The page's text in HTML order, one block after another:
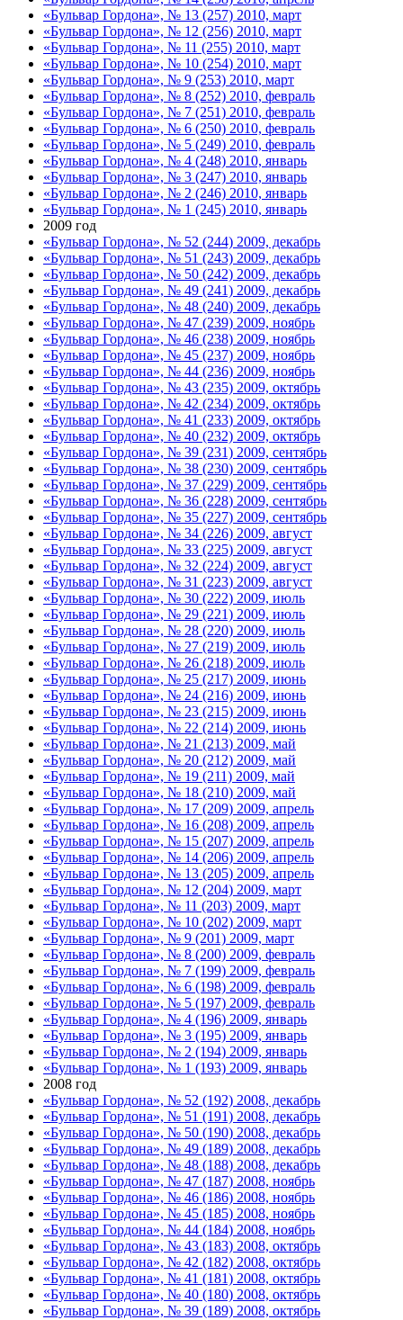
«Бульвар Гордона», № 13 (257) 2010, март
«Бульвар Гордона», № 12 (256) 2010, март
«Бульвар Гордона», № 11 (255) 2010, март
«Бульвар Гордона», № 10 (254) 2010, март
«Бульвар Гордона», № 9 (253) 2010, март
«Бульвар Гордона», № 8 (252) 2010, февраль
«Бульвар Гордона», № 7 (251) 2010, февраль
«Бульвар Гордона», № 6 (250) 2010, февраль
«Бульвар Гордона», № 5 (249) 2010, февраль
«Бульвар Гордона», № 4 (248) 2010, январь
«Бульвар Гордона», № 3 (247) 2010, январь
«Бульвар Гордона», № 2 (246) 2010, январь
«Бульвар Гордона», № 1 (245) 2010, январь
2009 год
«Бульвар Гордона», № 52 (244) 2009, декабрь
«Бульвар Гордона», № 51 (243) 2009, декабрь
«Бульвар Гордона», № 50 (242) 2009, декабрь
«Бульвар Гордона», № 49 (241) 2009, декабрь
«Бульвар Гордона», № 48 (240) 2009, декабрь
«Бульвар Гордона», № 47 (239) 2009, ноябрь
«Бульвар Гордона», № 46 (238) 2009, ноябрь
«Бульвар Гордона», № 45 (237) 2009, ноябрь
«Бульвар Гордона», № 44 (236) 2009, ноябрь
«Бульвар Гордона», № 43 (235) 2009, октябрь
«Бульвар Гордона», № 42 (234) 2009, октябрь
«Бульвар Гордона», № 41 (233) 2009, октябрь
«Бульвар Гордона», № 40 (232) 2009, октябрь
«Бульвар Гордона», № 39 (231) 2009, сентябрь
«Бульвар Гордона», № 38 (230) 2009, сентябрь
«Бульвар Гордона», № 37 (229) 2009, сентябрь
«Бульвар Гордона», № 36 (228) 2009, сентябрь
«Бульвар Гордона», № 35 (227) 2009, сентябрь
«Бульвар Гордона», № 34 (226) 2009, август
«Бульвар Гордона», № 33 (225) 2009, август
«Бульвар Гордона», № 32 (224) 2009, август
«Бульвар Гордона», № 31 (223) 2009, август
«Бульвар Гордона», № 30 (222) 2009, июль
«Бульвар Гордона», № 29 (221) 2009, июль
«Бульвар Гордона», № 28 (220) 2009, июль
«Бульвар Гордона», № 27 (219) 2009, июль
«Бульвар Гордона», № 26 (218) 2009, июль
«Бульвар Гордона», № 25 (217) 2009, июнь
«Бульвар Гордона», № 24 (216) 2009, июнь
«Бульвар Гордона», № 23 (215) 2009, июнь
«Бульвар Гордона», № 22 (214) 2009, июнь
«Бульвар Гордона», № 21 (213) 2009, май
«Бульвар Гордона», № 20 (212) 2009, май
«Бульвар Гордона», № 19 (211) 2009, май
«Бульвар Гордона», № 18 (210) 2009, май
«Бульвар Гордона», № 17 (209) 2009, апрель
«Бульвар Гордона», № 16 (208) 2009, апрель
«Бульвар Гордона», № 15 (207) 2009, апрель
«Бульвар Гордона», № 14 (206) 2009, апрель
«Бульвар Гордона», № 13 (205) 2009, апрель
«Бульвар Гордона», № 12 (204) 2009, март
«Бульвар Гордона», № 11 (203) 2009, март
«Бульвар Гордона», № 10 (202) 2009, март
«Бульвар Гордона», № 9 (201) 2009, март
«Бульвар Гордона», № 8 (200) 2009, февраль
«Бульвар Гордона», № 7 (199) 2009, февраль
«Бульвар Гордона», № 6 (198) 2009, февраль
«Бульвар Гордона», № 5 (197) 2009, февраль
«Бульвар Гордона», № 4 (196) 2009, январь
«Бульвар Гордона», № 3 (195) 2009, январь
«Бульвар Гордона», № 2 (194) 2009, январь
«Бульвар Гордона», № 1 (193) 2009, январь
2008 год
«Бульвар Гордона», № 52 (192) 2008, декабрь
«Бульвар Гордона», № 51 (191) 2008, декабрь
«Бульвар Гордона», № 50 (190) 2008, декабрь
«Бульвар Гордона», № 49 (189) 2008, декабрь
«Бульвар Гордона», № 48 (188) 2008, декабрь
«Бульвар Гордона», № 47 (187) 2008, ноябрь
«Бульвар Гордона», № 46 (186) 2008, ноябрь
«Бульвар Гордона», № 45 (185) 2008, ноябрь
«Бульвар Гордона», № 44 (184) 2008, ноябрь
«Бульвар Гордона», № 43 (183) 2008, октябрь
«Бульвар Гордона», № 42 (182) 2008, октябрь
«Бульвар Гордона», № 41 (181) 2008, октябрь
«Бульвар Гордона», № 40 (180) 2008, октябрь
«Бульвар Гордона», № 39 (189) 2008, октябрь